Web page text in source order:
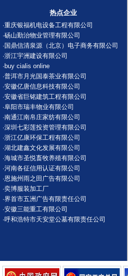
热点企业
·重庆银福机电设备工程有限公司
·砀山勤治物业管理有限公司
· 国鼎信清泉源（北京）电子商务有限公司
·浙江宇洲建设有限公司
· buy cialis online
·普洱市月光国泰茶业有限公司
·安徽亿唐信息科技有限公司
·安徽省巨铭建筑工程有限公司
·阜阳市瑞丰物业有限公司
·南通江南帛庄家纺有限公司
·深圳七彩莲投资管理有限公司
·浙江亿康环保工程有限公司
·湖北建鑫文化发展有限公司
·海城市圣悦畜牧养殖有限公司
·河南各征信用认证有限公司
·恩施州雨之田广告有限公司
·奕博服装加工厂
·界首市五洲广告有限责任公司
·安徽三能重工有限公司
·呼和浩特市天安堂公墓有限责任公司